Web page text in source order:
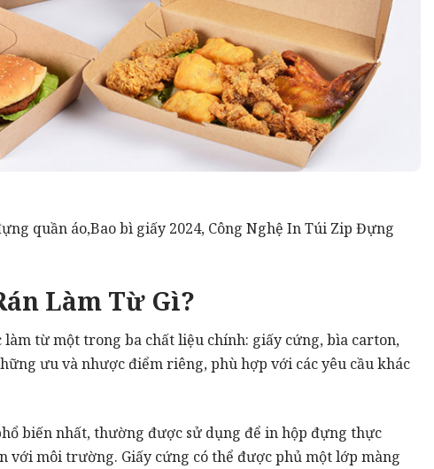
quần áo,Bao bì giấy 2024, Công Nghệ In Túi Zip Đựng
Làm Từ Gì?
từ một trong ba chất liệu chính: giấy cứng, bìa carton,
ưu và nhược điểm riêng, phù hợp với các yêu cầu khác
biến nhất, thường được sử dụng để in hộp đựng thực
với môi trường. Giấy cứng có thể được phủ một lớp màng